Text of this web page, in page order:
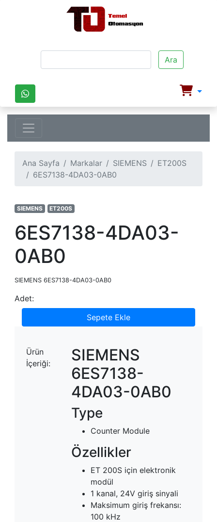
Ara
Ana Sayfa Markalar SIEMENS
ET200S
6ES7138-4DA03-0AB0
SIEMENS ET200S
6ES7138-4DA03-
0AB0
SIEMENS 6ES7138-4DA03-0AB0
Adet:
Sepete Ekle
Ürün
İçeriği:
SIEMENS
6ES7138-
4DA03-0AB0
Type
Counter Module
Özellikler
ET 200S için elektronik
modül
1 kanal, 24V giriş sinyali
Maksimum giriş frekansı:
100 kHz